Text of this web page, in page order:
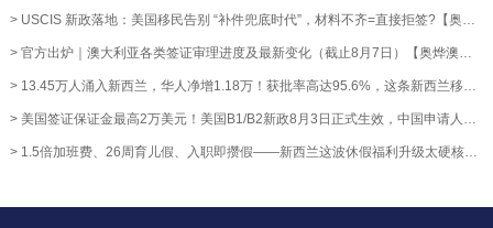
> USCIS 新政落地：美国移民告别 “补件兜底时代”，材料不齐=直接拒签?【奥烨移民资讯】
> 官方出炉｜澳大利亚各类签证审理进度及最新变化（截止8月7日）【奥烨澳洲移民资讯】
> 13.45万人涌入新西兰，华人净增1.18万！获批率高达95.6%，这条新西兰移民通道藏不住了！【奥烨移民资讯】
> 美国签证保证金最高2万美元！美国B1/B2新政8月3日正式生效，中国申请人暂不受影响【奥烨移民资讯】
> 1.5倍加班费、26周育儿假、入职即攒假——新西兰这波休假福利升级太硬核！【奥烨移民资讯】